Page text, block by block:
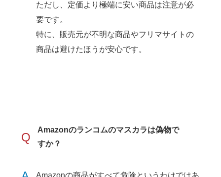
ただし、定価より極端に安い商品は注意が必
要です。
特に、販売元が不明な商品やフリマサイトの
商品は避けたほうが安心です。
Q
Amazonのランコムのマスカラは偽物で
すか？
Amazonの商品がすべて危険というわけではあ